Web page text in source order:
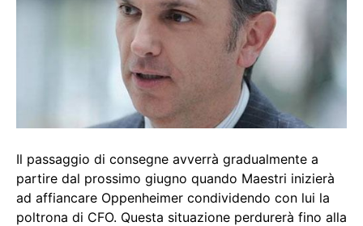
Il passaggio di consegne avverrà gradualmente a
partire dal prossimo giugno quando Maestri inizierà
ad affiancare Oppenheimer condividendo con lui la
poltrona di CFO. Questa situazione perdurerà fino alla